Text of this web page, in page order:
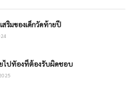
สริมของเด็กวัดท้ายปี
ไปทัองที่ต้องรับผิดชอบ